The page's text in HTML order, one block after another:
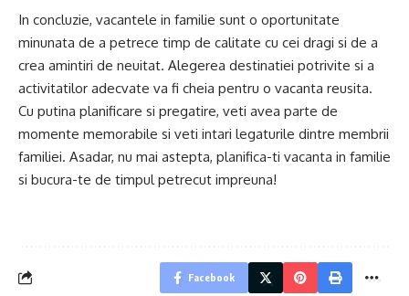
In concluzie, vacantele in familie sunt o oportunitate
minunata de a petrece timp de calitate cu cei dragi si de a
crea amintiri de neuitat. Alegerea destinatiei potrivite si a
activitatilor adecvate va fi cheia pentru o vacanta reusita.
Cu putina planificare si pregatire, veti avea parte de
momente memorabile si veti intari legaturile dintre membrii
familiei. Asadar, nu mai astepta, planifica-ti vacanta in familie
si bucura-te de timpul petrecut impreuna!
Facebook